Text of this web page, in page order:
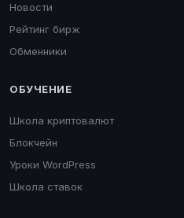
Новости
Рейтинг бирж
Обменники
ОБУЧЕНИЕ
Школа криптовалют
Блокчейн
Уроки WordPress
Школа ставок